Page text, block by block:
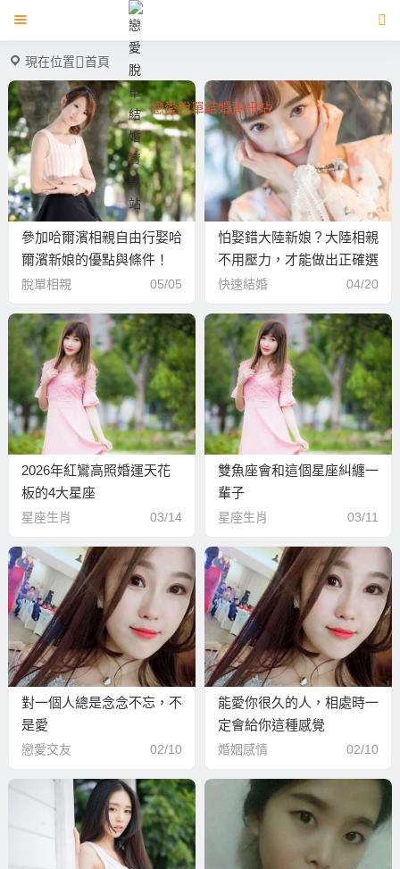
戀愛脫單結婚資訊站
現在位置 首頁
參加哈爾濱相親自由行娶哈
爾濱新娘的優點與條件！
脫單相親 05/05
怕娶錯大陸新娘？大陸相親
不用壓力，才能做出正確選
擇！
快速結婚 04/20
2026年紅鸞高照婚運天花
板的4大星座
星座生肖 03/14
雙魚座會和這個星座糾纏一
輩子
星座生肖 03/11
對一個人總是念念不忘，不
是愛
戀愛交友 02/10
能愛你很久的人，相處時一
定會給你這種感覺
婚姻感情 02/10